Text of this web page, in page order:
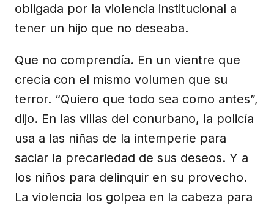
obligada por la violencia institucional a
tener un hijo que no deseaba.
Que no comprendía. En un vientre que
crecía con el mismo volumen que su
terror. “Quiero que todo sea como antes”,
dijo. En las villas del conurbano, la policía
usa a las niñas de la intemperie para
saciar la precariedad de sus deseos. Y a
los niños para delinquir en su provecho.
La violencia los golpea en la cabeza para